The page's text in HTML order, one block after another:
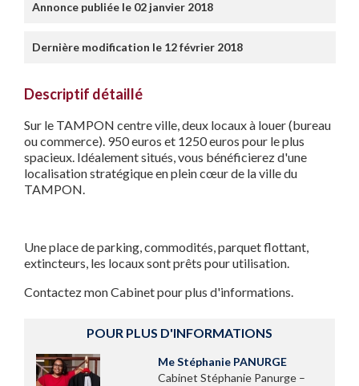
Annonce publiée le 02 janvier 2018
Dernière modification le 12 février 2018
Descriptif détaillé
Sur le TAMPON centre ville, deux locaux à louer (bureau
ou commerce). 950 euros et 1250 euros pour le plus
spacieux. Idéalement situés, vous bénéficierez d'une
localisation stratégique en plein cœur de la ville du
TAMPON.
Une place de parking, commodités, parquet flottant,
extincteurs, les locaux sont prêts pour utilisation.
Contactez mon Cabinet pour plus d'informations.
POUR PLUS D'INFORMATIONS
Me Stéphanie PANURGE
Cabinet Stéphanie Panurge –